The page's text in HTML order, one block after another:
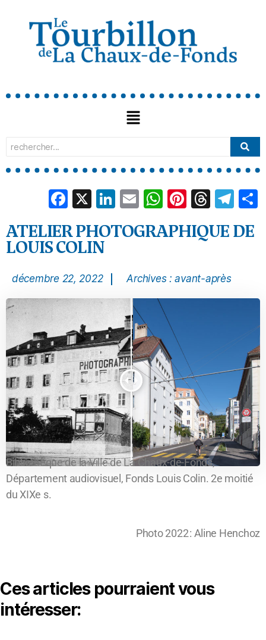
Facebook
X LinkedIn
EmailWhatsApp
Pinterest
ATELIER PHOTOGRAPHIQUE DE
LOUIS COLIN
décembre 22, 2022 Archives : avant-après
Bibliothèque de la Ville de La Chaux-de-Fonds,
Département audiovisuel, Fonds Louis Colin. 2e moitié
du XIXe s.
Photo 2022 : Aline Henchoz
Ces articles pourraient vous
intéresser: